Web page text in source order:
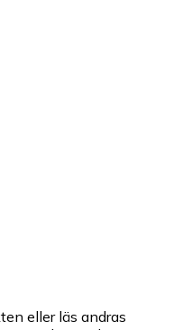
eller läs andras